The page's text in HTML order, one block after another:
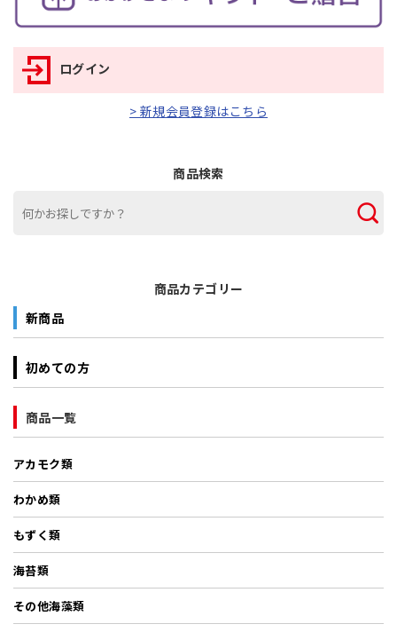
ログイン
> 新規会員登録はこちら
商品検索
商品カテゴリー
新商品
初めての方
商品一覧
アカモク類
わかめ類
もずく類
海苔類
その他海藻類